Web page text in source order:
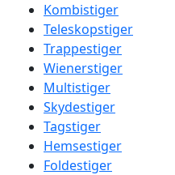
Kombistiger
Teleskopstiger
Trappestiger
Wienerstiger
Multistiger
Skydestiger
Tagstiger
Hemsestiger
Foldestiger